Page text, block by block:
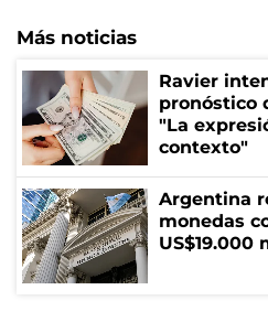
Más noticias
Ravier
pronóstico
"La
contexto"
Argentina
monedas
US$19.000